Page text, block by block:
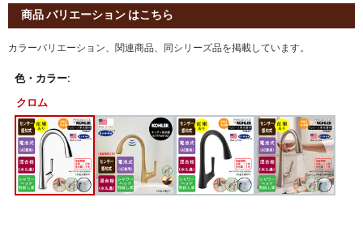
商品 バリエーション はこちら
カラーバリエーション、関連商品、同シリーズ品を掲載しています。
色・カラー:
クロム